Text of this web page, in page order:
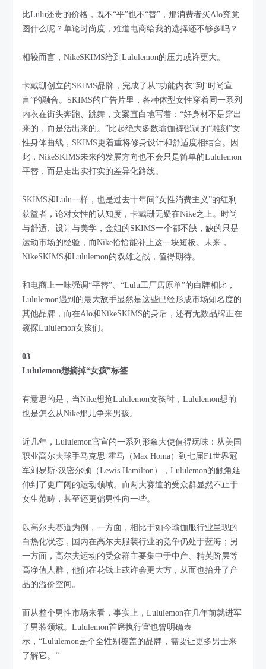
比Lulu还贵的价格，既不“平”也不“替”，那消费者买Alo究竟
图什么呢？单论时尚度，难道电商给我的选择还不够多吗？
相较而言，NikeSKIMS给到Lululemon的压力或许更大。
卡戴珊创立的SKIMS品牌，完成了从“功能内衣”到“时尚宣
言”的融合。SKIMS的广告片里，各种体型女性穿着同一系列
内衣在街头奔跑、跳舞，文案直白地写着：“好身材不是穿出
来的，而是活出来的。”比起绝大多数瑜伽裤强调的“雕刻”女
性身体曲线，SKIMS更着重将修身设计和舒适度相结合。因
此，NikeSKIMS未来的发展方向也不会只是简单的Lululemon
平替，而是走出实打实的差异化路线。
SKIMS和Lulu一样，也是过去十年间“女性消费主义”的红利
获益者，论对女性的认知度，卡戴珊无疑在Nike之上。时尚
与舒适、设计与美学，金姐的SKIMS一个都不缺，缺的只是
运动市场的经验，而Nike恰恰能补上这一块短板。未来，
NikeSKIMS和Lululemon的双雄之战，值得期待。
和电商上一味强调“平替”、“Lulu工厂店原单”的白牌相比，
Lululemon遇到的最大敌手显然是这些已经形成市场知名度的
其他品牌，而在Alo和NikeSKIMS的身后，还有无数品牌正在
窥探Lululemon女孩们。
03
Lululemon想摘掉“女孩”标签
有意思的是，当Nike想抢Lululemon女孩时，Lululemon想的
也是怎么从Nike那儿争来男孩。
近几年，Lululemon官宣的一系列形象大使值得玩味：从美国
职业高尔夫球手马克思·霍马（Max Homa）到七届F1世界冠
军刘易斯·汉密尔顿（Lewis Hamilton），Lululemon的触角延
伸到了更广阔的运动领域。而两大赛道的受众群显然不止于
女生范畴，甚至还更偏男性向一些。
以高尔夫赛道为例，一方面，相比于如今瑜伽服行业呈现的
白热化状态，国内在高尔夫服装行业的竞争仍处于蓝海；另
一方面，高尔夫运动的受众群主要集中于中产、精英阶层等
高净值人群，他们在花钱上或许会更大方，从而也抬升了产
品的溢价空间。
而从整个男性市场来看，事实上，Lululemon在几年前就进军
了男装领域。Lululemon首席执行官也曾明确表
示，“Lululemon是个全性别覆盖的品牌，需要让更多男士来
了解它。”